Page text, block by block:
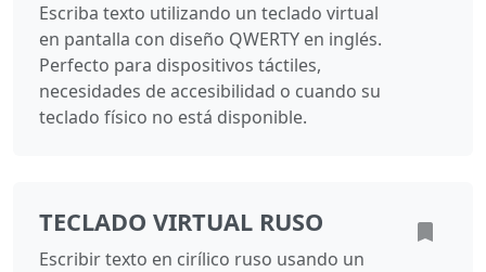
Escriba texto utilizando un teclado virtual
en pantalla con diseño QWERTY en inglés.
Perfecto para dispositivos táctiles,
necesidades de accesibilidad o cuando su
teclado físico no está disponible.
TECLADO VIRTUAL RUSO
Escribir texto en cirílico ruso usando un